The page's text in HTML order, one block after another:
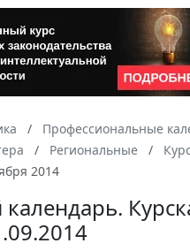
Профессиональные
Региональные
2014